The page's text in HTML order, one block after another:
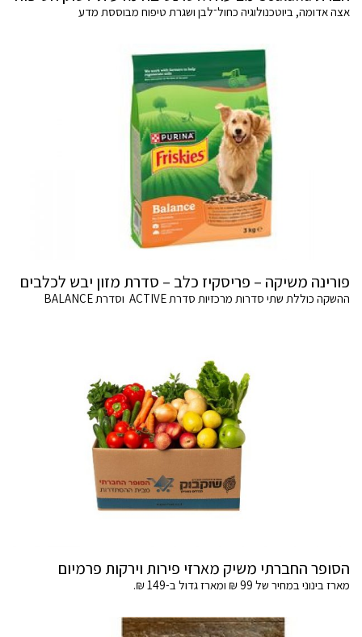
אצה אדומה, ביוטכנולוגיה כחול־לבן ושגרת טיפוח מבוססת מדע
פורינה משיקה – פריסקיז כלב – סדרת מזון יבש לכלבים
ההשקה כוללת שתי סדרות מרכזיות סדרת ACTIVE וסדרת BALANCE
הסופר החברתי משיק מארזי פירות וירקות פרמיום
מארז בינוני במחיר של 99 ₪ ומארז גדול ב-149 ₪.